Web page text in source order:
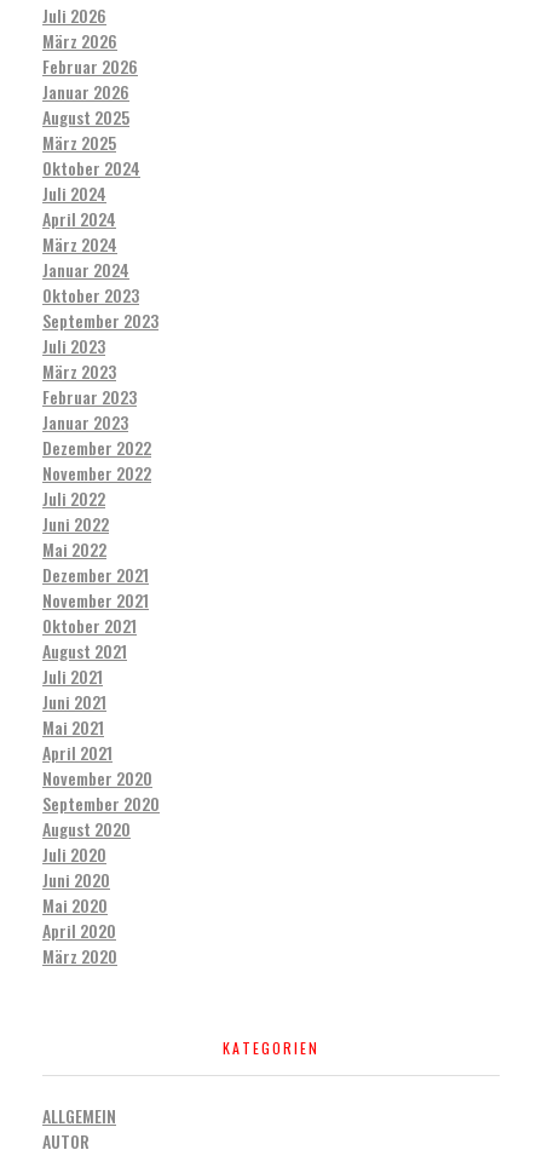
Juli 2026
März 2026
Februar 2026
Januar 2026
August 2025
März 2025
Oktober 2024
Juli 2024
April 2024
März 2024
Januar 2024
Oktober 2023
September 2023
Juli 2023
März 2023
Februar 2023
Januar 2023
Dezember 2022
November 2022
Juli 2022
Juni 2022
Mai 2022
Dezember 2021
November 2021
Oktober 2021
August 2021
Juli 2021
Juni 2021
Mai 2021
April 2021
November 2020
September 2020
August 2020
Juli 2020
Juni 2020
Mai 2020
April 2020
März 2020
KATEGORIEN
ALLGEMEIN
AUTOR